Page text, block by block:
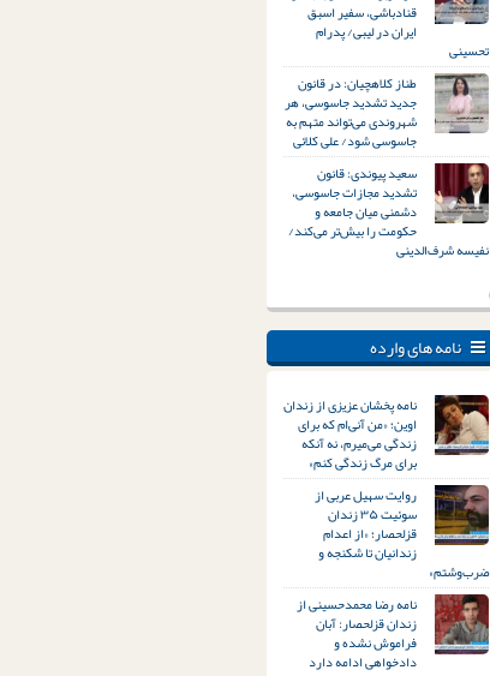
قنادباشی، سفیر اسبق
ایران در لیبی/ پدرام
تحسینی
طناز کلاهچیان: در قانون
جدید تشدید جاسوسی، هر
شهروندی می‌تواند متهم به
جاسوسی شود/ علی کلائی
سعید پیوندی: قانون
تشدید مجازات جاسوسی،
دشمنی میان جامعه و
حکومت را بیش‌تر می‌کند/
نفیسه شرف‌الدینی
نامه های وارده
نامه پخشان عزیزی از زندان
اوین؛ «من آنی‌ام که برای
زندگی می‌میرم، نه آنکه
برای مرگ زندگی کنم»
روایت سهیل عربی از
سوئیت ۳۵ زندان
قزلحصار؛ «از اعدام
زندانیان تا شکنجه و
ضرب‌وشتم»
نامه رضا محمدحسینی از
زندان قزلحصار: آبان
فراموش نشده و
دادخواهی ادامه دارد